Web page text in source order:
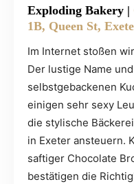
Exploding Bakery |
1B, Queen St,
Im Internet stoßen
Der lustige Name
selbstgebackenen
einigen sehr sexy
die stylische
in Exeter ansteuern.
saftiger Chocolate
bestätigen die